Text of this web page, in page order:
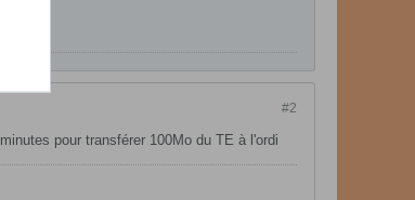
#2
pour transférer 100Mo du TE à l'ordi